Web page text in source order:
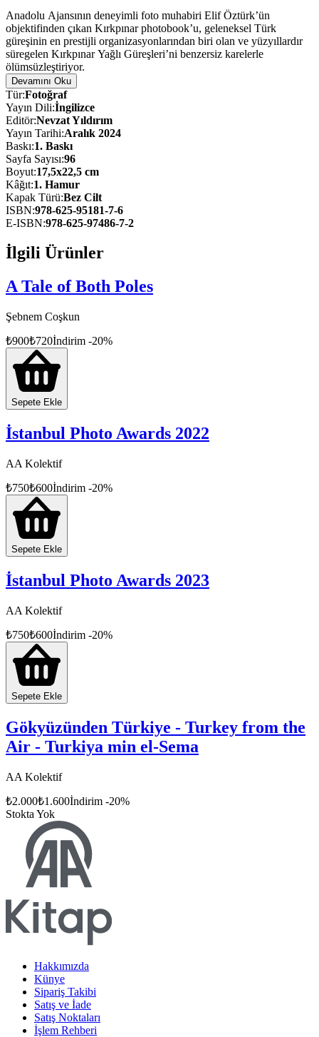
Anadolu Ajansının deneyimli foto muhabiri Elif Öztürk’ün
objektifinden çıkan Kırkpınar photobook’u, geleneksel Türk
güreşinin en prestijli organizasyonlarından biri olan ve yüzyıllardır
süregelen Kırkpınar Yağlı Güreşleri’ni benzersiz karelerle
ölümsüzleştiriyor.
Dünyanın en prestijli fotoğraf ödüllerinden World Press Photo’da
ödüle layık görülen bu özel seri, pehlivanların üç gün süren er
meydanındaki kıyasıya mücadelesini, zafer için verdikleri zorlu
mücadeleyi ve müsabakalar öncesindeki titiz hazırlık süreçlerini tüm
detaylarıyla gözler önüne seriyor.
Siyah-beyaz estetik fotoğraflardan oluşan Kırkpınar, sporun ruhunu
ve pehlivanların azmini belgeleyen güçlü bir görsel anlatı sunuyor.
Gelenek ile modern fotoğrafçılığı buluşturan bu eser, güreşin
derinliklerine farklı bir bakış açısı kazandırıyor.
Devamını Oku
Tür:Fotoğraf
Yayın Dili:İngilizce
Editör:Nevzat Yıldırım
Yayın Tarihi:Aralık 2024
Baskı:1. Baskı
Sayfa Sayısı:96
Boyut:17,5x22,5 cm
Kâğıt:1. Hamur
Kapak Türü:Bez Cilt
ISBN:978-625-95181-7-6
E-ISBN:978-625-97486-7-2
İlgili Ürünler
A Tale of Both Poles
Şebnem Coşkun
₺900₺720İndirim -20%
Sepete Ekle
İstanbul Photo Awards 2022
AA Kolektif
₺750₺600İndirim -20%
Sepete Ekle
İstanbul Photo Awards 2023
AA Kolektif
₺750₺600İndirim -20%
Sepete Ekle
Gökyüzünden Türkiye - Turkey from the
Air - Turkiya min el-Sema
AA Kolektif
₺2.000₺1.600İndirim -20%
Stokta Yok
Hakkımızda
Künye
Sipariş Takibi
Satış ve İade
Satış Noktaları
İşlem Rehberi